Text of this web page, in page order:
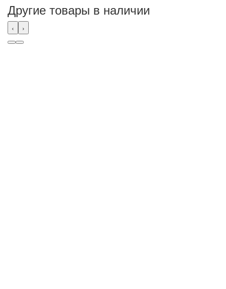
Другие товары в наличии
‹ ›